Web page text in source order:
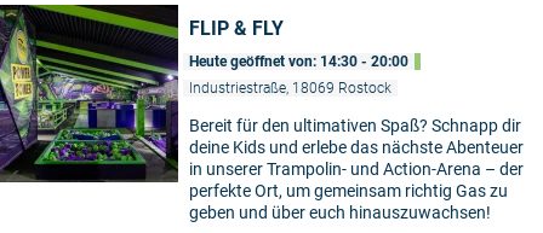
FLIP & FLY
Heute geöffnet von: 14:30 - 20:00
Industriestraße, 18069 Rostock
Bereit für den ultimativen Spaß? Schnapp dir
deine Kids und erlebe das nächste Abenteuer
in unserer Trampolin- und Action-Arena – der
perfekte Ort, um gemeinsam richtig Gas zu
geben und über euch hinauszuwachsen!